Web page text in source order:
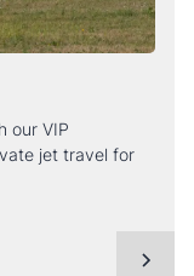
our VIP
jet travel for